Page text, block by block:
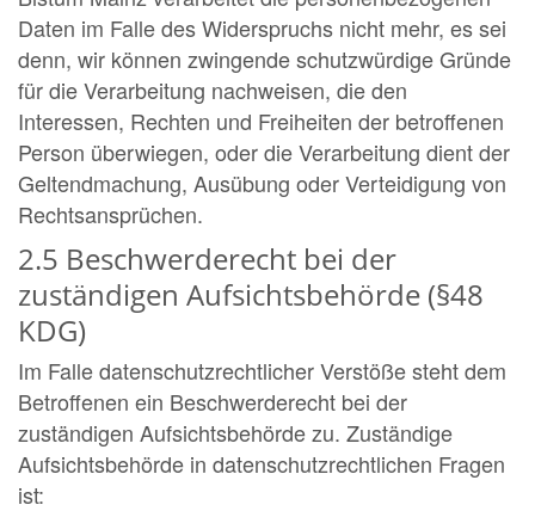
Daten im Falle des Widerspruchs nicht mehr, es sei
denn, wir können zwingende schutzwürdige Gründe
für die Verarbeitung nachweisen, die den
Interessen, Rechten und Freiheiten der betroffenen
Person überwiegen, oder die Verarbeitung dient der
Geltendmachung, Ausübung oder Verteidigung von
Rechtsansprüchen.
2.5 Beschwerderecht bei der
zuständigen Aufsichtsbehörde (§48
KDG)
Im Falle datenschutzrechtlicher Verstöße steht dem
Betroffenen ein Beschwerderecht bei der
zuständigen Aufsichtsbehörde zu. Zuständige
Aufsichtsbehörde in datenschutzrechtlichen Fragen
ist: